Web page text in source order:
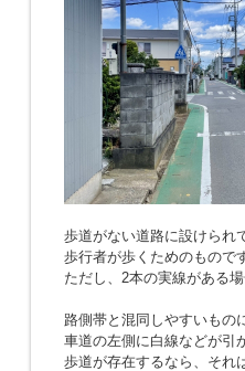
歩道がない道路に設けられ
歩行者が歩くためのもので
ただし、2本の実線がある
路側帯と混同しやすいもの
車道の左側に白線などが引
歩道が存在するなら、それ